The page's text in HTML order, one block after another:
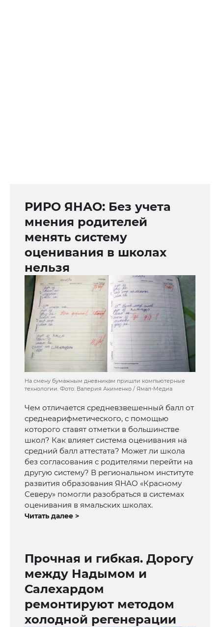
РИРО ЯНАО: Без учета
мнения родителей
менять систему
оценивания в школах
нельзя
На смену бумажным дневникам пришли компьютерные
технологии. Фото: Валерия Акименко / Ямал-Медиа
Чем отличается средневзвешенный балл от
среднеарифметического, с помощью
которого ставят отметки в большинстве
школ? Как влияет система оценивания на
средний балл аттестата? Может ли школа
без согласования с родителями перейти на
другую систему? В региональном институте
развития образования ЯНАО «Красному
Северу» помогли разобраться в системах
оценивания в ямальских школах.
Читать далее >
Прочная и гибкая. Дорогу
между Надымом и
Салехардом
ремонтируют методом
холодной регенерации